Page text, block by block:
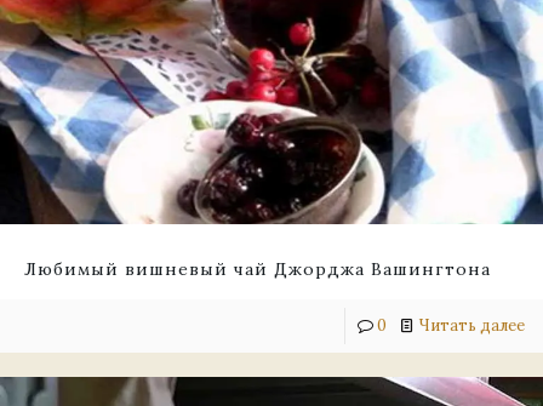
Любимый вишневый чай Джорджа Вашингтона
0 Читать далее